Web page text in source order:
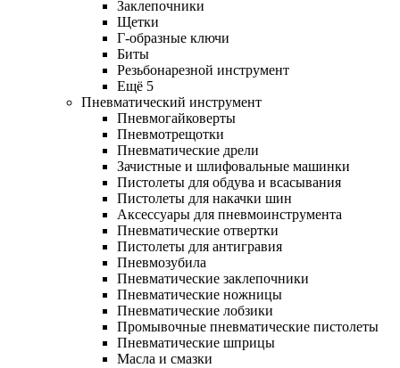
Заклепочники
Щетки
Г-образные ключи
Биты
Резьбонарезной инструмент
Ещё 5
Пневматический инструмент
Пневмогайковерты
Пневмотрещотки
Пневматические дрели
Зачистные и шлифовальные машинки
Пистолеты для обдува и всасывания
Пистолеты для накачки шин
Аксессуары для пневмоинструмента
Пневматические отвертки
Пистолеты для антигравия
Пневмозубила
Пневматические заклепочники
Пневматические ножницы
Пневматические лобзики
Промывочные пневматические пистолеты
Пневматические шприцы
Масла и смазки